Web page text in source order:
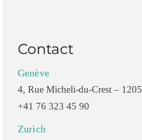
Contact
Genève
4, Rue Micheli-du-Crest – 1205
+41 76 323 45 90
Zurich